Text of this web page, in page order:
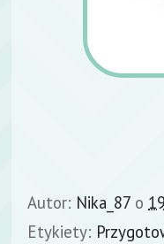
Autor: Nika_87 o
Etykiety: